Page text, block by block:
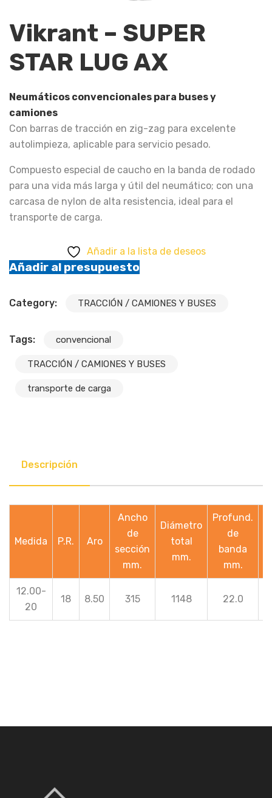
Vikrant – SUPER
STAR LUG AX
Neumáticos convencionales para buses y
camiones
Con barras de tracción en zig-zag para excelente
autolimpieza, aplicable para servicio pesado.
Compuesto especial de caucho en la banda de rodado
para una vida más larga y útil del neumático; con una
carcasa de nylon de alta resistencia, ideal para el
transporte de carga.
Añadir a la lista de deseos
Añadir al presupuesto
Category: TRACCIÓN / CAMIONES Y BUSES
Tags: convencional
TRACCIÓN / CAMIONES Y BUSES
transporte de carga
Descripción
Medida P.R. Aro
Ancho
de
sección
mm.
Diámetro
total
mm.
Profund.
de
banda
mm.
12.00-
20
18 8.50 315 1148 22.0